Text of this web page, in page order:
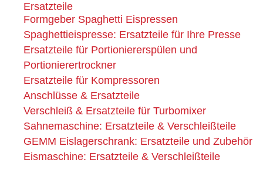
Ersatzteile
Formgeber Spaghetti Eispressen
Spaghettieispresse: Ersatzteile für Ihre Presse
Ersatzteile für Portioniererspülen und
Portionierertrockner
Ersatzteile für Kompressoren
Anschlüsse & Ersatzteile
Verschleiß & Ersatzteile für Turbomixer
Sahnemaschine: Ersatzteile & Verschleißteile
GEMM Eislagerschrank: Ersatzteile und Zubehör
Eismaschine: Ersatzteile & Verschleißteile